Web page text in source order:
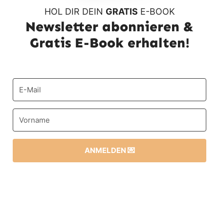
HOL DIR DEIN GRATIS E-BOOK
Newsletter abonnieren &
Gratis E-Book erhalten!
ANMELDEN 💌